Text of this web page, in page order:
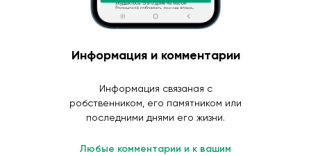
Информация и комментарии
Информация связаная с
робственником, его памятником или
последними днями его жизни.
Любые комментарии и к вашим